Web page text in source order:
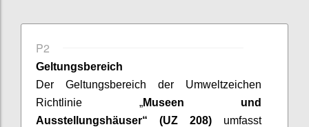
P2
Geltungsbereich
Der Geltungsbereich der Umweltzeichen
Richtlinie „Museen und
Ausstellungshäuser“ (UZ 208) umfasst